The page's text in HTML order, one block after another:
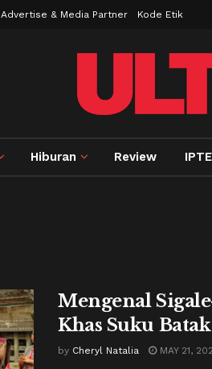
Advertise & Media Partner Kode Etik
Hiburan Review
Mengenal
Khas Suku
by Cheryl Natalia MAY 21,